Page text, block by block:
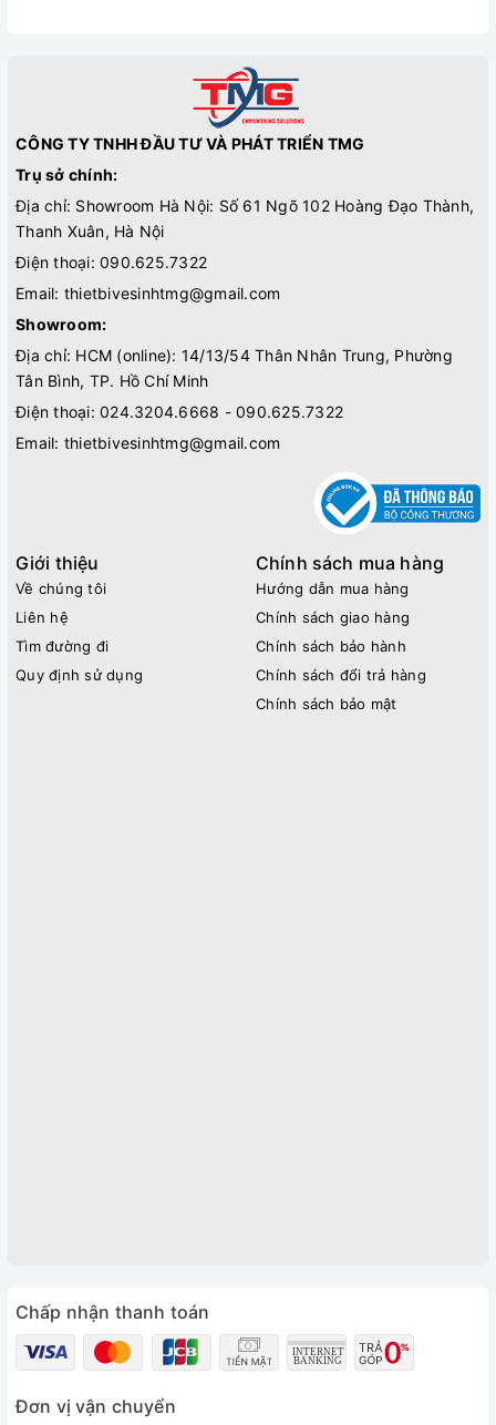
CÔNG TY TNHH ĐẦU TƯ VÀ PHÁT TRIỂN TMG
Trụ sở chính:
Địa chỉ: Showroom Hà Nội: Số 61 Ngõ 102 Hoàng Đạo Thành,
Thanh Xuân, Hà Nội
Điện thoại: 090.625.7322
Email: thietbivesinhtmg@gmail.com
Showroom:
Địa chỉ: HCM (online): 14/13/54 Thân Nhân Trung, Phường
Tân Bình, TP. Hồ Chí Minh
Điện thoại: 024.3204.6668 - 090.625.7322
Email: thietbivesinhtmg@gmail.com
Giới thiệu
Về chúng tôi
Liên hệ
Tìm đường đi
Quy định sử dụng
Chính sách mua hàng
Hướng dẫn mua hàng
Chính sách giao hàng
Chính sách bảo hành
Chính sách đổi trả hàng
Chính sách bảo mật
Chấp nhận thanh toán
Đơn vị vận chuyển